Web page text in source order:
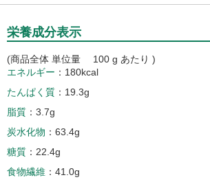
栄養成分表示
(商品全体 単位量 100 g あたり )
エネルギー
180kcal
たんぱく質
19.3g
脂質
3.7g
炭水化物
63.4g
糖質
22.4g
食物繊維
41.0g